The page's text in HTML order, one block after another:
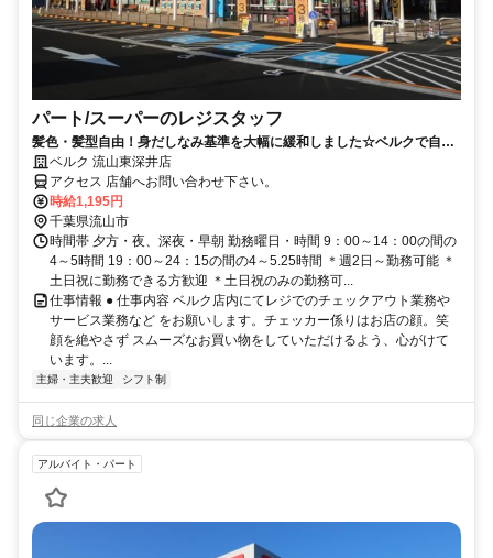
パート/スーパーのレジスタッフ
髪色・髪型自由！身だしなみ基準を大幅に緩和しました☆ベルクで自分
らしく働こう☆
ベルク 流山東深井店
アクセス 店舗へお問い合わせ下さい。
時給1,195円
千葉県流山市
時間帯 夕方・夜、深夜・早朝 勤務曜日・時間 9：00～14：00の間の
4～5時間 19：00～24：15の間の4～5.25時間 ＊週2日～勤務可能 ＊
土日祝に勤務できる方歓迎 ＊土日祝のみの勤務可...
仕事情報 ● 仕事内容 ベルク店内にてレジでのチェックアウト業務や
サービス業務など をお願いします。チェッカー係りはお店の顔。笑
顔を絶やさず スムーズなお買い物をしていただけるよう、心がけて
います。...
主婦・主夫歓迎 シフト制
同じ企業の求人
アルバイト・パート